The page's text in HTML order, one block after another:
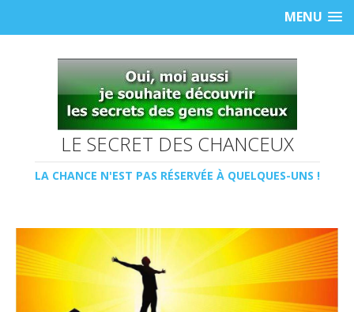
MENU
LE SECRET DES CHANCEUX
LA CHANCE N'EST PAS RÉSERVÉE À QUELQUES-UNS !